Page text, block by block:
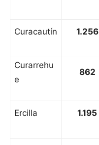
Curacautín 1.256
Curarrehu
e
862
Ercilla 1.195